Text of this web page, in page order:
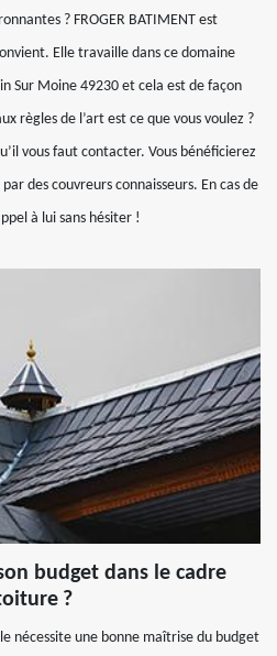
? FROGER BATIMENT est
Elle travaille dans ce domaine
Sur Moine 49230 et cela est de façon
règles de l’art est ce que vous voulez ?
vous faut contacter. Vous bénéficierez
des couvreurs connaisseurs. En cas de
à lui sans hésiter !
budget dans le cadre
?
nécessite une bonne maîtrise du budget